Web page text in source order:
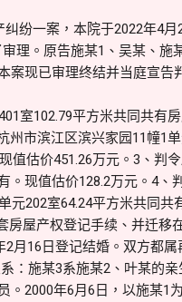
纷一案，本院于2022年4
理。原告施某1、吴某、施
案现已审理终结并当庭宣告
室102.79平方米共同共有
市滨江区滨兴家园11幢1
值估价451.26万元。3、判
。现值估价128.2万元。4、
元202室64.24平方米共同共
屋产权登记手续、并迁移
月16日登记结婚。双方都
：施某3系施某2、叶某的
2000年6月6日，以施某1